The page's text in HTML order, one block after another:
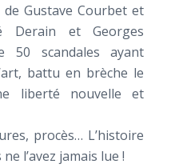
Gustave Courbet et
Derain et Georges
50 scandales ayant
battu en brèche le
liberté nouvelle et
procès… L’histoire
l’avez jamais lue !